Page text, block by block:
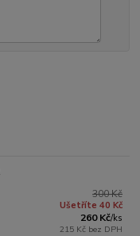
300 Kč
Ušetříte 40 Kč
260 Kč/ks
215 Kč bez DPH